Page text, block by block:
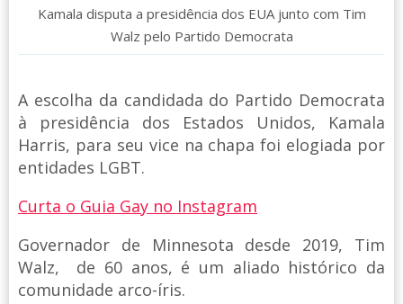
Kamala disputa a presidência dos EUA junto com Tim
Walz pelo Partido Democrata
A escolha da candidada do Partido Democrata
à presidência dos Estados Unidos, Kamala
Harris, para seu vice na chapa foi elogiada por
entidades LGBT.
Curta o Guia Gay no Instagram
Governador de Minnesota desde 2019, Tim
Walz, de 60 anos, é um aliado histórico da
comunidade arco-íris.